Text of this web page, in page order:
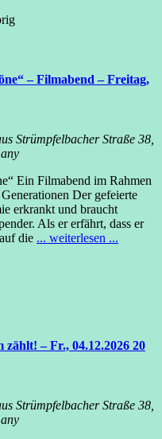
– Filmabend – Freitag,
Strümpfelbacher Straße 38,
Ein Filmabend im Rahmen
Der gefeierte
erkrankt und braucht
Als er erfährt, dass er
die ... weiterlesen ...
zählt! – Fr., 04.12.2026 20
Strümpfelbacher Straße 38,